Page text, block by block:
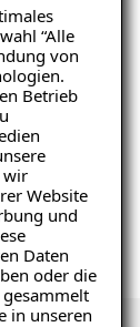
“Alle
von
Betrieb
wir
Website
und
Daten
oder die
in unseren
ob
wir